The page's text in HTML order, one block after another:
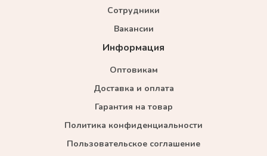
Сотрудники
Вакансии
Информация
Оптовикам
Доставка и оплата
Гарантия на товар
Политика конфиденциальности
Пользовательское соглашение